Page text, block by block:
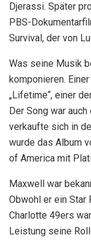
Djerassi. Später
PBS-
Survival, der von
Was seine Musik
komponieren.
„Lifetime“, einer
Der Song war
verkaufte sich in
wurde das Album
of America mit
Maxwell war
Obwohl er ein Star
Charlotte 49ers
Leistung seine